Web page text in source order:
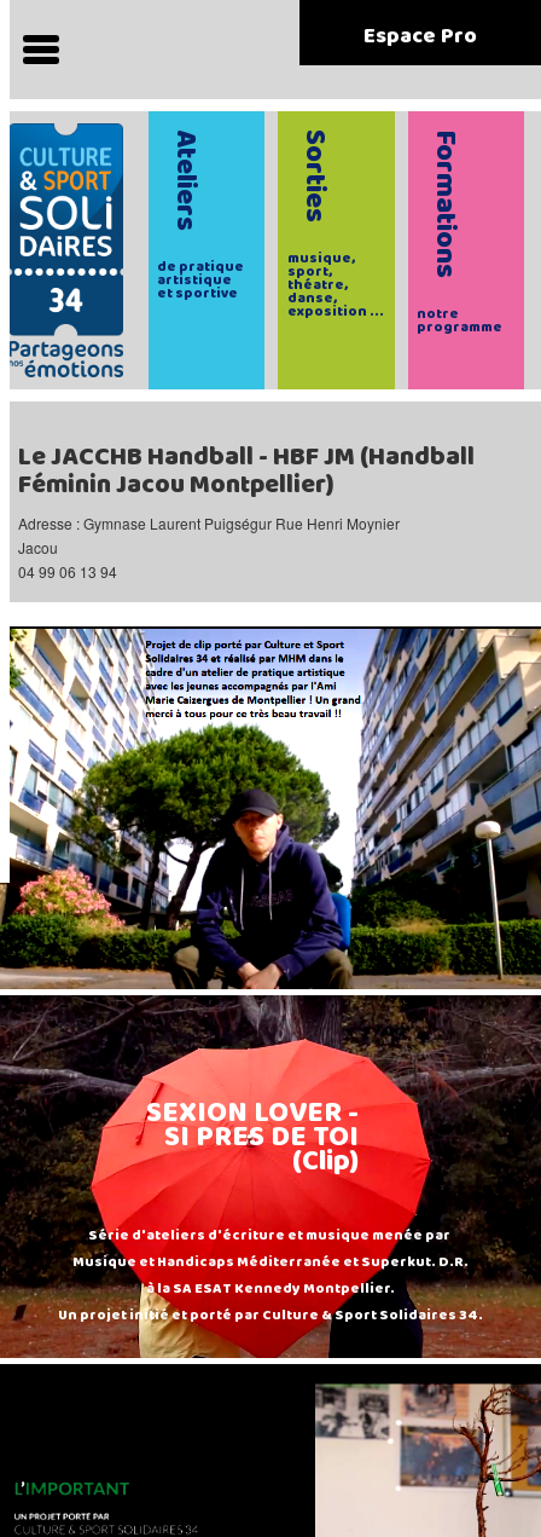
Espace Pro
Ateliers
de pratique
artistique
et sportive
Sorties
musique,
sport,
théatre,
danse,
exposition ...
Formations
notre
programme
Le JACCHB Handball - HBF JM (Handball
Féminin Jacou Montpellier)
Adresse : Gymnase Laurent Puigségur Rue Henri Moynier
Jacou
04 99 06 13 94
SEXION LOVER -
SI PRES DE TOI
(Clip)
Série d'ateliers d'écriture et musique menée par
Musique et Handicaps Méditerranée et Superkut. D.R.
à la SA ESAT Kennedy Montpellier.
Un projet initié et porté par Culture & Sport Solidaires 34.